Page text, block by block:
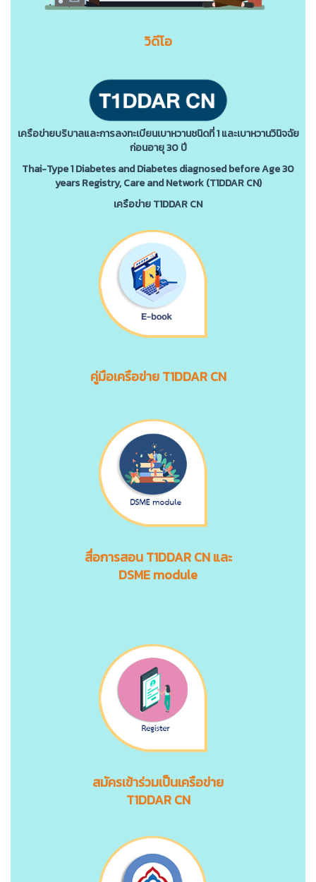
วิดีโอ
เครือข่ายบริบาลและการลงทะเบียนเบาหวานชนิดที่ 1 และเบาหวานวินิจฉัย
ก่อนอายุ 30 ปี
Thai-Type 1 Diabetes and Diabetes diagnosed before Age 30
years Registry, Care and Network (T1DDAR CN)
เครือข่าย T1DDAR CN
คู่มือเครือข่าย T1DDAR CN
สื่อการสอนT1DDAR CNและ
DSME module
สมัครเข้าร่วมเป็นเครือข่าย
T1DDAR CN